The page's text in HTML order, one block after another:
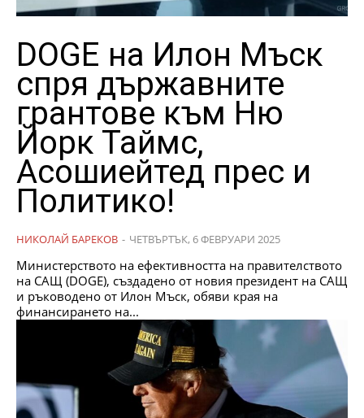
DOGE на Илон Мъск
спря държавните
грантове към Ню
Йорк Таймс,
Асошиейтед прес и
Политико!
НИКОЛАЙ БАРЕКОВ - ЧЕТВЪРТЪК, 6 ФЕВРУАРИ 2025
Министерството на ефективността на правителството
на САЩ (DOGE), създадено от новия президент на САЩ
и ръководено от Илон Мъск, обяви края на
финансирането на...